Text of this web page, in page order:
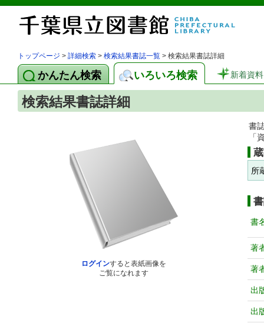
トップページ > 詳細検索 > 検索結果書誌一覧 > 検索結果書誌詳細
かんたん検索 いろいろ検索 新着資料
検索結果書誌詳細
ログインすると表紙画像を
ご覧になれます
書
「
所
書
著
著
出
出